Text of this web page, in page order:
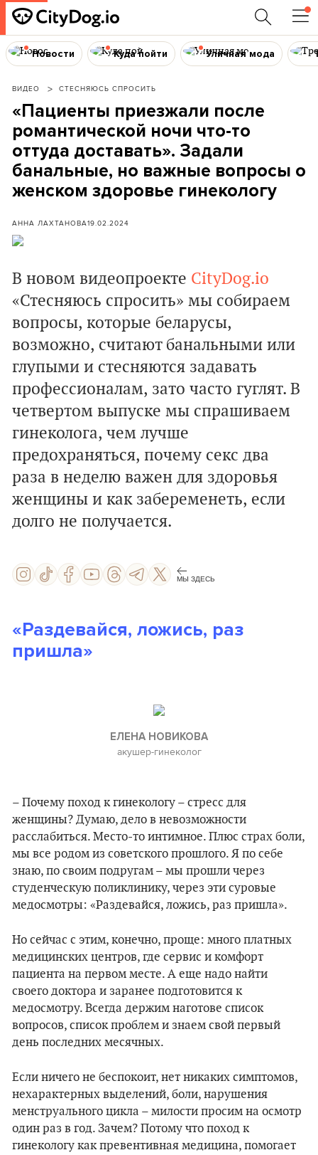
Новости Куда пойти Уличная мода
ВИДЕО СТЕСНЯЮСЬ СПРОСИТЬ
«Пациенты приезжали после
романтической ночи что-то
оттуда доставать». Задали
банальные, но важные вопросы о
женском здоровье гинекологу
АННА ЛАХТАНОВА19.02.2024
В новом видеопроекте CityDog.io
«Стесняюсь спросить» мы собираем
вопросы, которые беларусы,
возможно, считают банальными или
глупыми и стесняются задавать
профессионалам, зато часто гуглят. В
четвертом выпуске мы спрашиваем
гинеколога, чем лучше
предохраняться, почему секс два
раза в неделю важен для здоровья
женщины и как забеременеть, если
долго не получается.
МЫ ЗДЕСЬ
«Раздевайся, ложись, раз
пришла»
ЕЛЕНА НОВИКОВА
акушер-гинеколог
– Почему поход к гинекологу – стресс для
женщины? Думаю, дело в невозможности
расслабиться. Место-то интимное. Плюс страх боли,
мы все родом из советского прошлого. Я по себе
знаю, по своим подругам – мы прошли через
студенческую поликлинику, через эти суровые
медосмотры: «Раздевайся, ложись, раз пришла».
Но сейчас с этим, конечно, проще: много платных
медицинских центров, где сервис и комфорт
пациента на первом месте. А еще надо найти
своего доктора и заранее подготовится к
медосмотру. Всегда держим наготове список
вопросов, список проблем и знаем свой первый
день последних месячных.
Если ничего не беспокоит, нет никаких симптомов,
нехарактерных выделений, боли, нарушения
менструального цикла – милости просим на осмотр
один раз в год. Зачем? Потому что поход к
гинекологу как превентивная медицина, помогает